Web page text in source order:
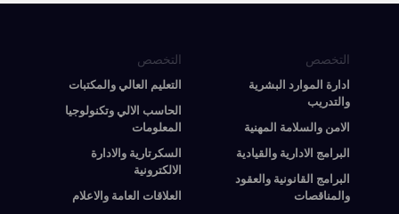
التخصص
ادارة الموارد البشرية
والتدريب
الامن والسلامة المهنية
البرامج الادارية والقيادية
البرامج القانونية والعقود
والمناقصات
التخصص
التعليم العالي والمكتبات
الحاسب الالي وتكنولوجيا
المعلومات
السكرتارية والادارة
الالكترونية
العلاقات العامة والاعلام